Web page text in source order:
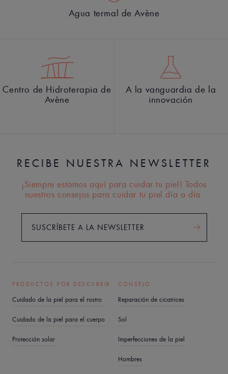
Agua termal de Avène
Centro de Hidroterapia de
Avène
A la vanguardia de la
innovación
RECIBE NUESTRA NEWSLETTER
¡Siempre estamos aquí para cuidar tu piel! Todos
nuestros consejos para cuidar tu piel día a día.
SUSCRÍBETE A LA NEWSLETTER
PRODUCTOS POR DESCUBRIR
Cuidado de la piel para el rostro
Cuidado de la piel para el cuerpo
Protección solar
CONSEJO
Reparación de cicatrices
Sol
Imperfecciones de la piel
Hombres